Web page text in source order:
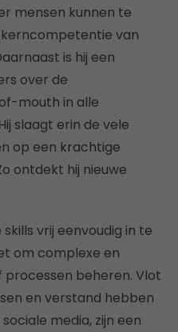
mensen kunnen te
van
is hij een
over de
mouth in alle
slaagt erin de vele
op een krachtige
ontdekt hij nieuwe
vrij eenvoudig in te
om complexe en
beheren. Vlot
en verstand hebben
media, zijn een